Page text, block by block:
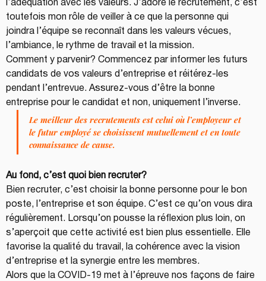
l’adéquation avec les valeurs. J’adore le recrutement, c’est
toutefois mon rôle de veiller à ce que la personne qui
joindra l’équipe se reconnaît dans les valeurs vécues,
l’ambiance, le rythme de travail et la mission.
Comment y parvenir? Commencez par informer les futurs
candidats de vos valeurs d’entreprise et réitérez-les
pendant l’entrevue. Assurez-vous d’être la bonne
entreprise pour le candidat et non, uniquement l’inverse.
Le meilleur des recrutements est celui où l’employeur et
le futur employé se choisissent mutuellement et en toute
connaissance de cause.
Au fond, c’est quoi bien recruter?
Bien recruter, c’est choisir la bonne personne pour le bon
poste, l’entreprise et son équipe. C’est ce qu’on vous dira
régulièrement. Lorsqu’on pousse la réflexion plus loin, on
s’aperçoit que cette activité est bien plus essentielle. Elle
favorise la qualité du travail, la cohérence avec la vision
d’entreprise et la synergie entre les membres.
Alors que la COVID-19 met à l’épreuve nos façons de faire